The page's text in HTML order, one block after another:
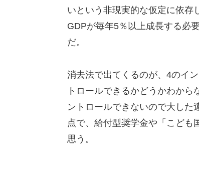
いという非現実的な仮定に依存
GDPが毎年5％以上成長する必
だ。
消去法で出てくるのが、4のイ
トロールできるかどうかわか
ントロールできないので大した
点で、給付型奨学金や「こども
思う。